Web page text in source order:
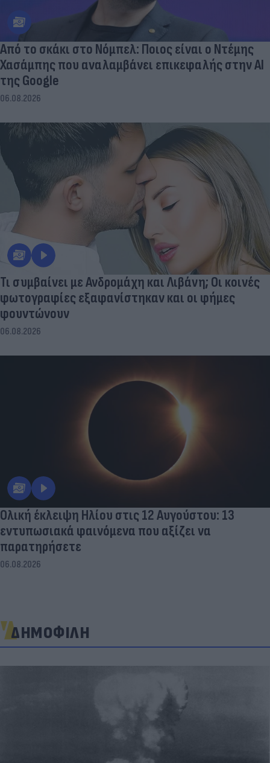
Από το σκάκι στο Νόμπελ: Ποιος είναι ο Ντέμης
Χασάμπης που αναλαμβάνει επικεφαλής στην ΑΙ
της Google
06.08.2026
Τι συμβαίνει με Ανδρομάχη και Λιβάνη; Οι κοινές
φωτογραφίες εξαφανίστηκαν και οι φήμες
φουντώνουν
06.08.2026
Ολική έκλειψη Ηλίου στις 12 Αυγούστου: 13
εντυπωσιακά φαινόμενα που αξίζει να
παρατηρήσετε
06.08.2026
ΔΗΜΟΦΙΛΗ